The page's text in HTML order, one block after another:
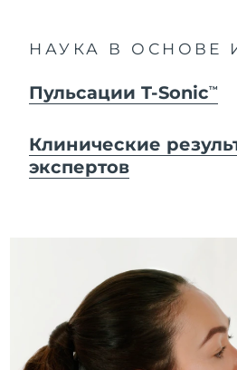
НАУКА В ОСНОВЕ
Пульсации T-SonicTM
Клинические
экспертов